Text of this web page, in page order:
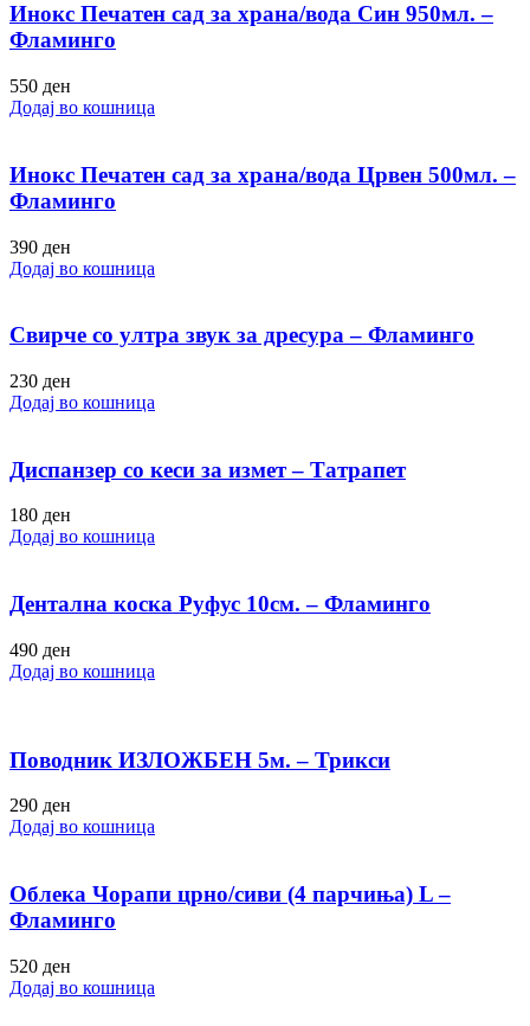
Инокс Печатен сад за храна/вода Син 950мл. –
Фламинго
550 ден
Додај во кошница
Инокс Печатен сад за храна/вода Црвен 500мл. –
Фламинго
390 ден
Додај во кошница
Свирче со ултра звук за дресура – Фламинго
230 ден
Додај во кошница
Диспанзер со кеси за измет – Татрапет
180 ден
Додај во кошница
Дентална коска Руфус 10см. – Фламинго
490 ден
Додај во кошница
Поводник ИЗЛОЖБЕН 5м. – Трикси
290 ден
Додај во кошница
Облека Чорапи црно/сиви (4 парчиња) L –
Фламинго
520 ден
Додај во кошница